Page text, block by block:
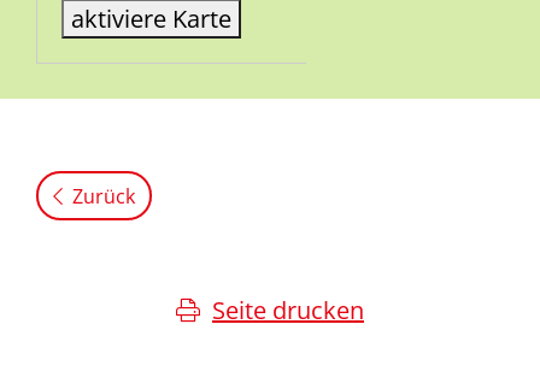
aktiviere Karte
Zurück
Seite drucken